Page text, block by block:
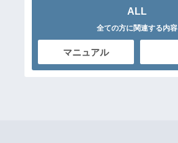
ALL
全ての方に関連する内容
マニュアル